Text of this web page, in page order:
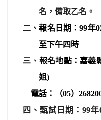
名，備取乙名。
二、報名日期：99年
至下午四時
三、 報名地點： 嘉義
姐)
電話：（05）
四、 甄試日期： 99年